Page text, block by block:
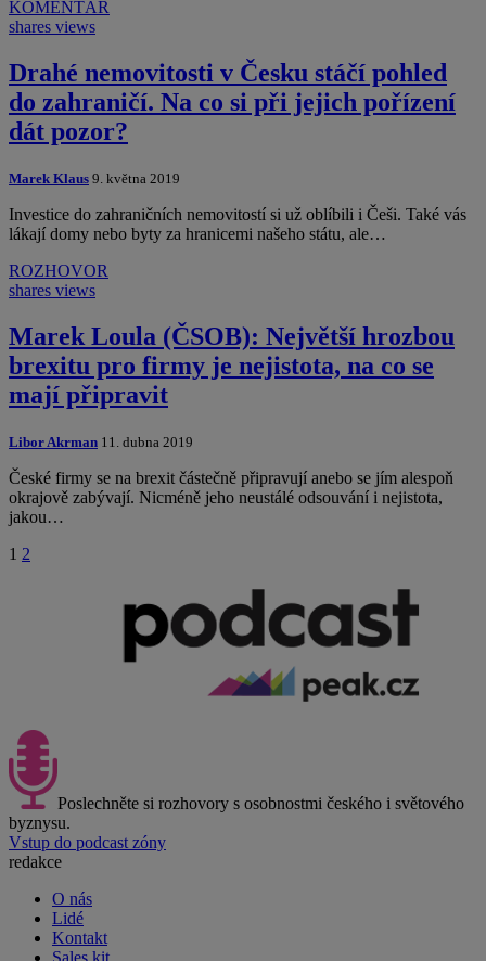
KOMENTÁŘ
shares views
Drahé nemovitosti v Česku stáčí pohled
do zahraničí. Na co si při jejich pořízení
dát pozor?
Marek Klaus 9. května 2019
Investice do zahraničních nemovitostí si už oblíbili i Češi. Také vás
lákají domy nebo byty za hranicemi našeho státu, ale…
ROZHOVOR
shares views
Marek Loula (ČSOB): Největší hrozbou
brexitu pro firmy je nejistota, na co se
mají připravit
Libor Akrman 11. dubna 2019
České firmy se na brexit částečně připravují anebo se jím alespoň
okrajově zabývají. Nicméně jeho neustálé odsouvání i nejistota,
jakou…
1 2
Poslechněte si rozhovory s osobnostmi českého i světového
byznysu.
Vstup do podcast zóny
redakce
O nás
Lidé
Kontakt
Sales kit